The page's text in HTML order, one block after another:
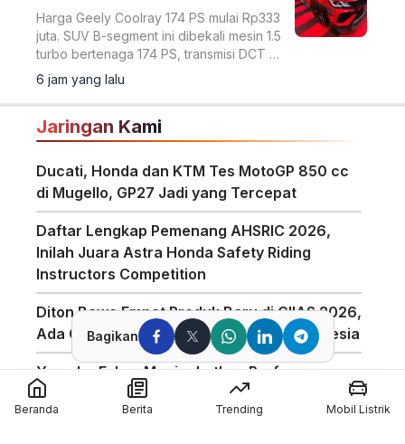
Harga Geely Coolray 174 PS mulai Rp333
juta. SUV B-segment ini dibekali mesin 1.5
turbo bertenaga 174 PS, transmisi DCT 7
percepatan, akselerasi 0-100 km/jam
dalam 7,6 detik, serta ADAS Level 2.
6 jam yang lalu
Jaringan Kami
Ducati, Honda dan KTM Tes MotoGP 850 cc
di Mugello, GP27 Jadi yang Tercepat
Daftar Lengkap Pemenang AHSRIC 2026,
Inilah Juara Astra Honda Safety Riding
Instructors Competition
Diton Bawa Empat Produk Baru di GIIAS 2026,
Ada Compound Aerosol Pertama di Indonesia
Yamaha Fokus Meningkatkan Performa
Bagian Depan Untuk Motor 850cc
Bagikan
Beranda Berita Trending Mobil Listrik